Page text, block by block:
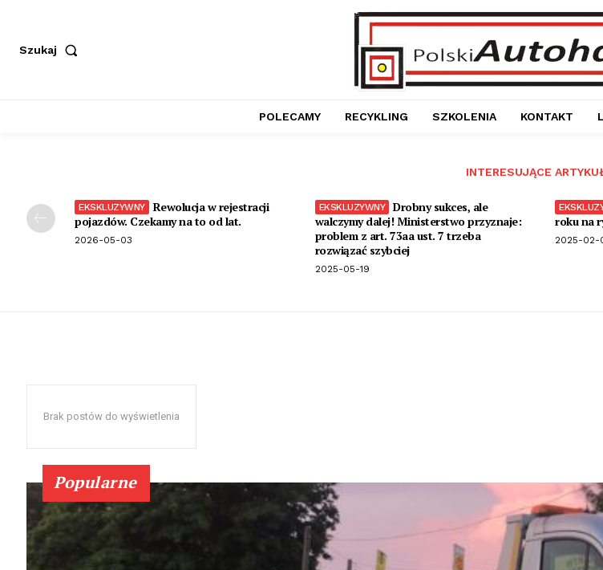
Szukaj
POLECAMY RECYKLING SZKOLENIA KONTAKT
INTERESUJĄCE
Rewolucja w rejestracji
pojazdów. Czekamy na to od lat.
2026-05-03
Drobny sukces, ale
walczymy dalej! Ministerstwo przyznaje:
problem z art. 73aa ust. 7 trzeba
rozwiązać szybciej
2025-05-19
roku na
2025-02-
Brak postów do wyświetlenia
Popularne